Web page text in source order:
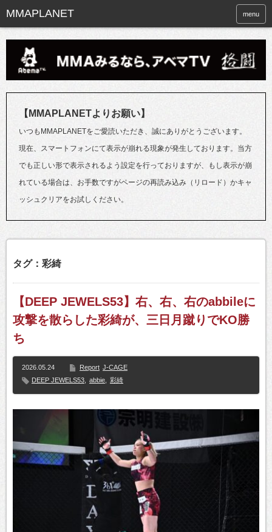
menu
【MMAPLANETよりお願い】
いつもMMAPLANETをご愛読いただき、誠にありがとうございます。
現在、スマートフォンにて表示が崩れる現象が発生しております。当方
でも正しい形で表示されるよう設定を行っておりますが、もし表示が崩
れている場合は、お手数ですがページの再読み込み（リロード）かキャ
ッシュクリアをお試しください。
タグ：彩綺
【DEEP JEWELS53】右、右、右のabbileに
攻撃を散らした彩綺が、三日月蹴りでKO勝
ち
2026.05.24 Report J-CAGE
DEEP JEWELS53
abbie 彩綺